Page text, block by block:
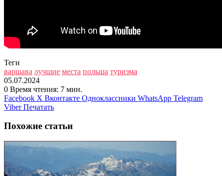
Теги
варшава лучшие места польша туризма
05.07.2024
0 Время чтения: 7 мин.
Facebook X Вконтакте Одноклассники WhatsApp Telegram
Viber Печатать
Похожие статьи